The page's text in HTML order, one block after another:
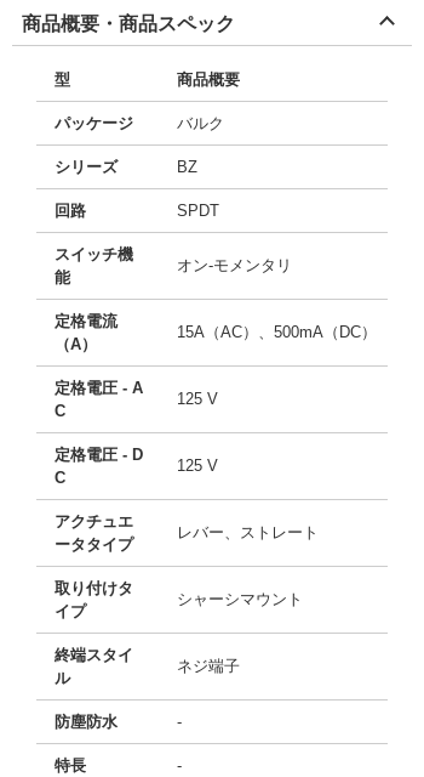
商品概要・商品スペック
型 商品概要
パッケージ バルク
シリーズ BZ
回路 SPDT
スイッチ機
能
オン-モメンタリ
定格電流
（A）
15A（AC）、500mA（DC）
定格電圧 - A
C
125 V
定格電圧 - D
C
125 V
アクチュエ
ータタイプ
レバー、ストレート
取り付けタ
イプ
シャーシマウント
終端スタイ
ル
ネジ端子
防塵防水 -
特長 -